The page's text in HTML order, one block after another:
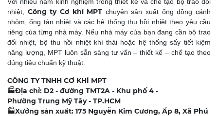
nhiệt, Công ty Cơ khí MPT chuyên sản xuất ống đồng cánh
nhôm, ống tản nhiệt và các hệ thống thu hồi nhiệt theo yêu cầu
riêng của từng nhà máy. Nếu nhà máy của bạn đang cần bộ trao
đổi nhiệt, bộ thu hồi nhiệt khí thải hoặc hệ thống sấy tiết kiệm
năng lượng, MPT luôn sẵn sàng tư vấn – thiết kế – chế tạo theo
đúng tiêu chuẩn kỹ thuật.
CÔNG TY TNHH CƠ KHÍ MPT
🏭Địa chỉ: D2 - đường TMT2A - Khu phố 4 -
Phường Trung Mỹ Tây - TP.HCM
🏭Xưởng sản xuất: 175 Nguyễn Kim Cương, Ấp 8, Xã Phú